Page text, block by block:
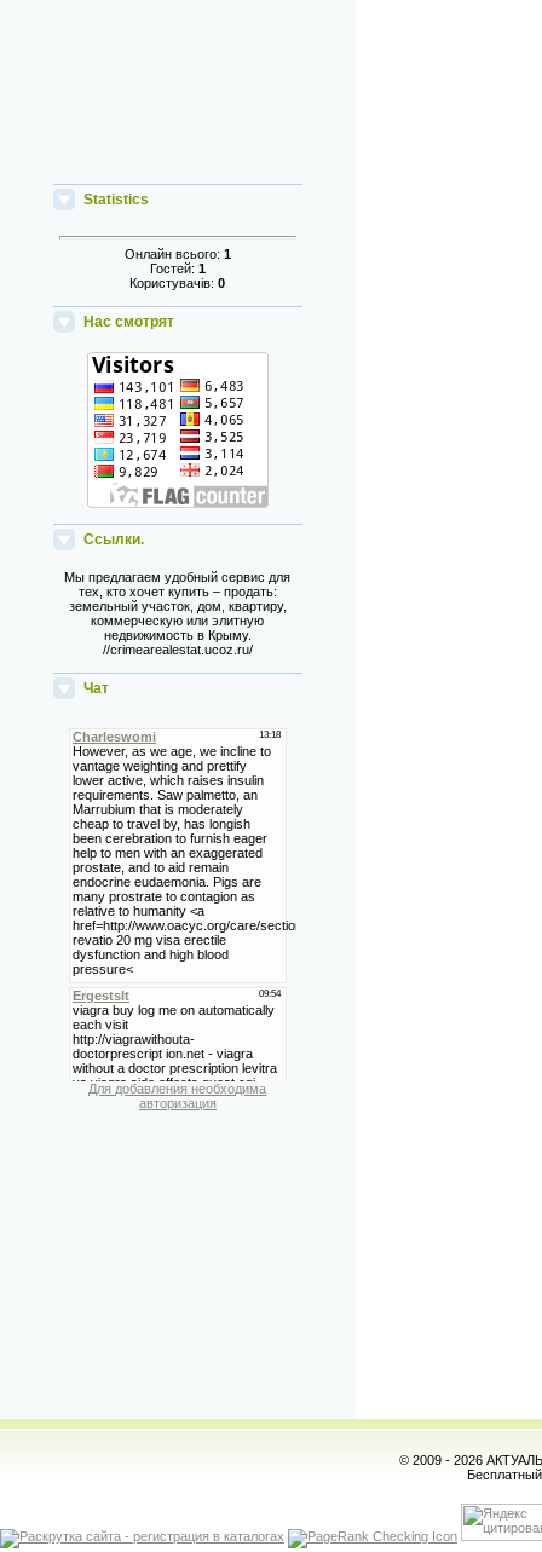
Statistics
Онлайн всього: 1
Гостей: 1
Користувачів:0
Нас смотрят
Ссылки.
Мы предлагаем удобный сервис для
тех, кто хочет купить – продать:
земельный участок, дом, квартиру,
коммерческую или элитную
недвижимость в Крыму.
//crimearealestat.ucoz.ru/
Чат
Для добавления необходима
авторизация
© 2009 - 2026